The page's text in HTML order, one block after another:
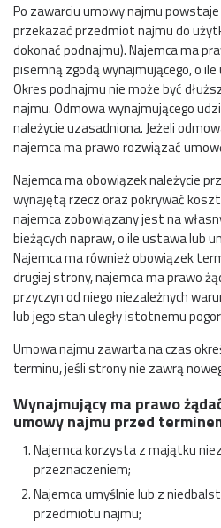
Po zawarciu umowy najmu
przekazać przedmiot najmu do
dokonać podnajmu). Najemca ma
pisemną zgodą wynajmującego, o
Okres podnajmu nie może być
najmu. Odmowa wynajmującego
należycie uzasadniona. Jeżeli
najemca ma prawo rozwiązać
Najemca ma obowiązek należycie
wynajętą rzecz oraz pokrywać
najemca zobowiązany jest na
bieżących napraw, o ile ustawa lub
Najemca ma również obowiązek
drugiej strony, najemca ma prawo
przyczyn od niego niezależnych
lub jego stan uległy istotnemu
Umowa najmu zawarta na czas
terminu, jeśli strony nie zawrą
Wynajmujący ma prawo
umowy najmu przed
Najemca korzysta z majątku
przeznaczeniem;
Najemca umyślnie lub z
przedmiotu najmu;